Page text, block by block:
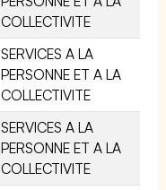
COLLECTIVITE
SERVICES A LA
PERSONNE ET A LA
COLLECTIVITE
SERVICES A LA
PERSONNE ET A LA
COLLECTIVITE